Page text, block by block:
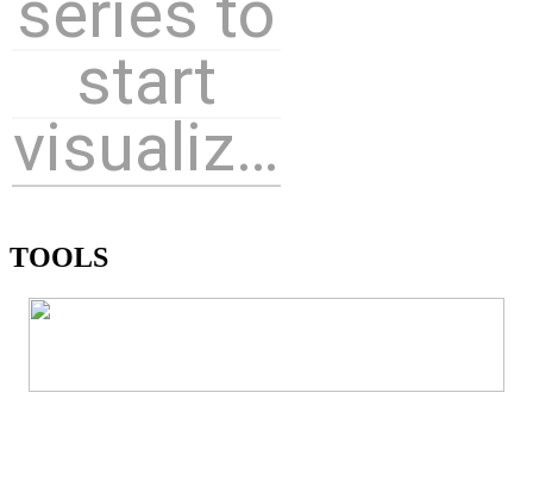
TOOLS